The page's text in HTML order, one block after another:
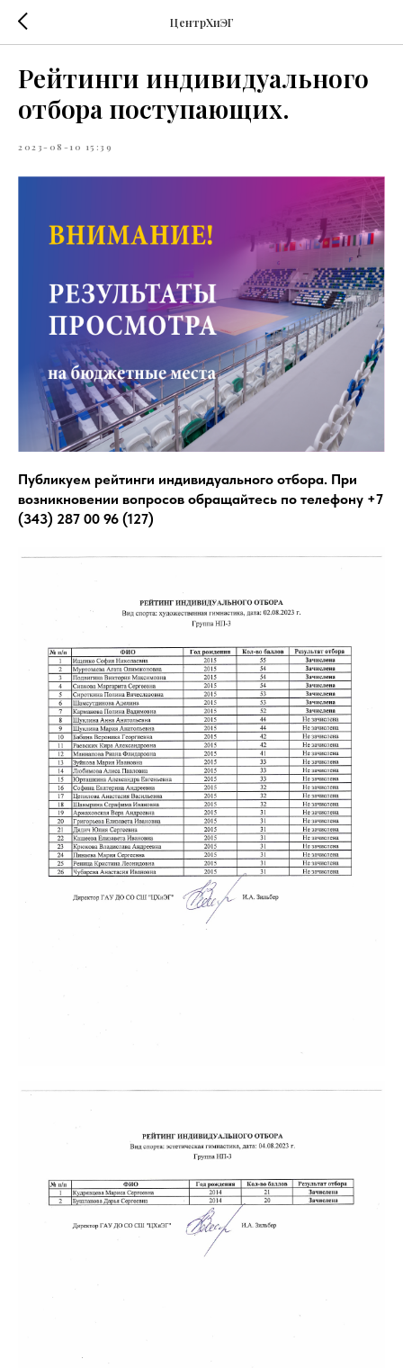
ЦентрХиЭГ
Рейтинги индивидуального
отбора поступающих.
2023-08-10 15:39
Публикуем рейтинги индивидуального отбора. При
возникновении вопросов обращайтесь по телефону +7
(343) 287 00 96 (127)